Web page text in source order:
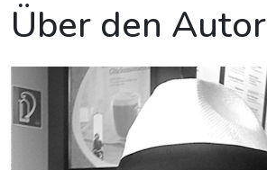
Über den Autor